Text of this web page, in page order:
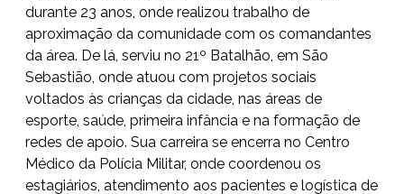
durante 23 anos, onde realizou trabalho de
aproximação da comunidade com os comandantes
da área. De lá, serviu no 21º Batalhão, em São
Sebastião, onde atuou com projetos sociais
voltados às crianças da cidade, nas áreas de
esporte, saúde, primeira infância e na formação de
redes de apoio. Sua carreira se encerra no Centro
Médico da Polícia Militar, onde coordenou os
estagiários, atendimento aos pacientes e logística de